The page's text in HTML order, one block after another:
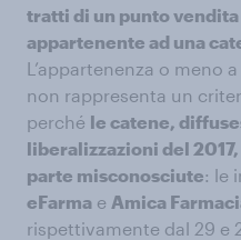
tratti di un punto
appartenente ad una
L’appartenenza o meno
non rappresenta un
perché le catene,
liberalizzazioni del
parte misconosciute: le
eFarma e Amica
rispettivamente dal 29 e